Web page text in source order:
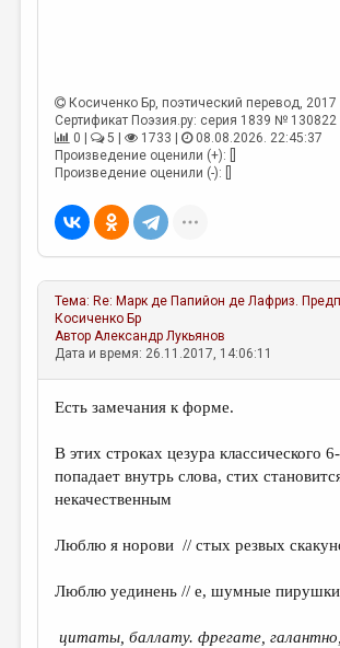
Косиченко Бр, поэтический перевод, 2017
Сертификат Поэзия.ру: серия 1839 № 130822
0 |
5 | 1733 |
08.08.2026. 22:45:37
Произведение оценили (+): []
Произведение оценили (-): []
Тема: Re: Марк де Папийон де Лафриз.
Косиченко Бр
АвторАлександр Лукьянов
Дата и время: 26.11.2017, 14:06:11
Есть замечания к форме.
В этих строках цезура классического
попадает внутрь слова, стих
некачественным
Люблю я норови // стых резвых
Люблю уединень // е, шумные
цитаты, баллату. фрегате, галантно,